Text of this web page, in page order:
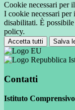
Cookie necessari per
I cookie necessari per
disabilitati. È
policy.
Accetta tutti Salva
Contatti
Istituto